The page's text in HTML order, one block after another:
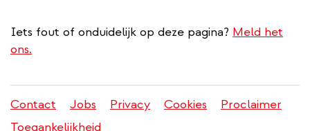
Iets fout of onduidelijk op deze pagina? Meld het
ons.
Juridisch
Contact Jobs Privacy Cookies
Proclaimer
Toegankelijkheid